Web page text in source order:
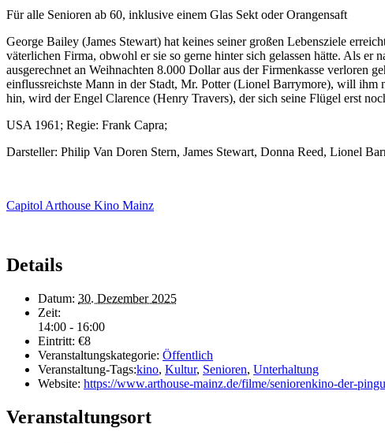
Für alle Senioren ab 60, inklusive einem Glas Sekt oder Orangensaft
George Bailey (James Stewart) hat keines seiner großen Lebensziele
väterlichen Firma, obwohl er sie so gerne hinter sich gelassen hätte. Als er
ausgerechnet an Weihnachten 8.000 Dollar aus der Firmenkasse verloren
einflussreichste Mann in der Stadt, Mr. Potter (Lionel Barrymore), will ihm
hin, wird der Engel Clarence (Henry Travers), der sich seine Flügel erst
USA 1961; Regie: Frank Capra;
Darsteller: Philip Van Doren Stern, James Stewart, Donna Reed, Lionel
Capitol Arthouse Kino Mainz
Details
Datum: 30. Dezember 2025
Zeit:
14:00 - 16:00
Eintritt: €8
Veranstaltungskategorie: Öffentlich
Veranstaltung-Tags:kino, Kultur, Senioren, Unterhaltung
Website: https://www.arthouse-mainz.de/filme/seniorenkino-der-
Veranstaltungsort